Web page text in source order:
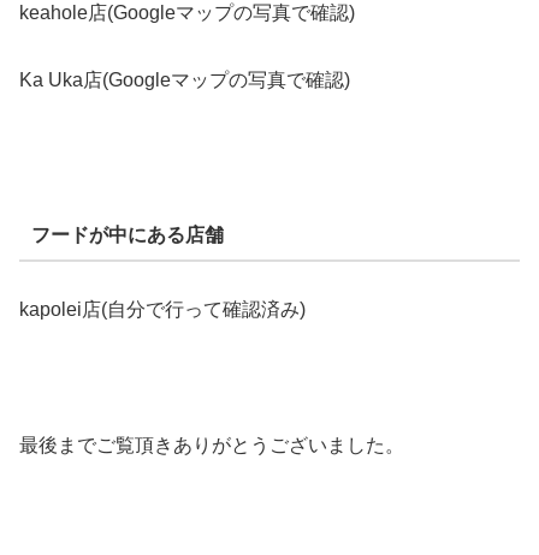
keahole店(Googleマップの写真で確認)
Ka Uka店(Googleマップの写真で確認)
フードが中にある店舗
kapolei店(自分で行って確認済み)
最後までご覧頂きありがとうございました。